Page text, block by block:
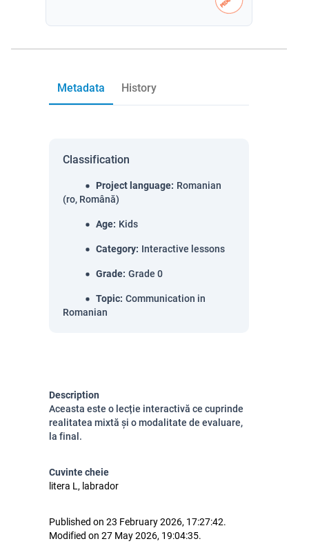
Metadata History
Classification
Project language: Romanian
(ro, Română)
Age: Kids
Category: Interactive lessons
Grade: Grade 0
Topic: Communication in
Romanian
Description
Aceasta este o lecție interactivă ce cuprinde
realitatea mixtă și o modalitate de evaluare,
la final.
Cuvinte cheie
litera L, labrador
Published on 23 February 2026, 17:27:42.
Modified on 27 May 2026, 19:04:35.